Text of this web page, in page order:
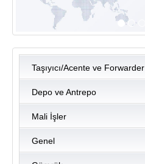
Taşıyıcı/Acente ve Forwarder
Depo ve Antrepo
Mali İşler
Genel